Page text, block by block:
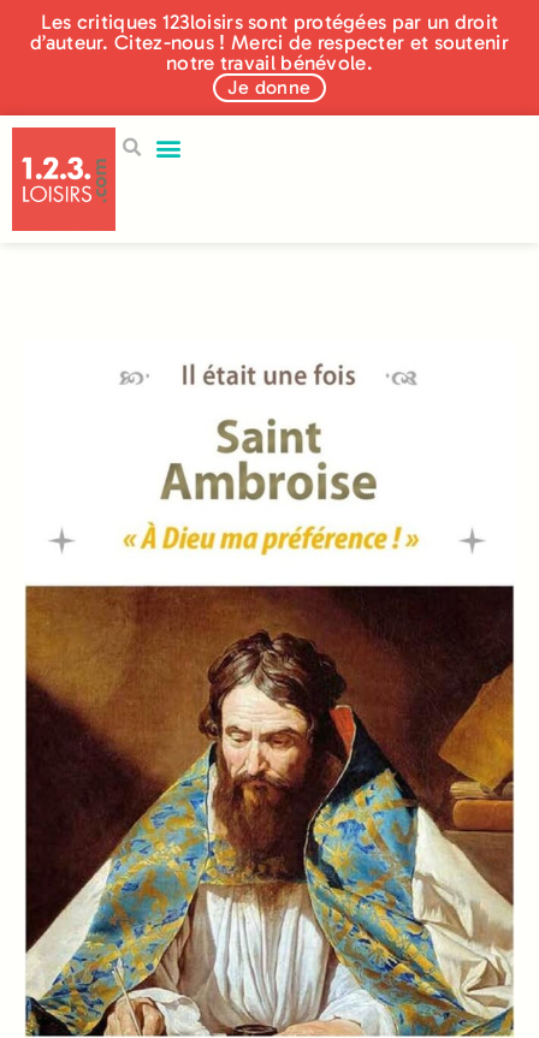
Les critiques 123loisirs sont protégées par un droit
d’auteur. Citez-nous ! Merci de respecter et soutenir
notre travail bénévole.
Je donne